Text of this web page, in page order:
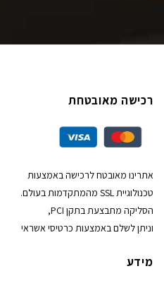
רכישה מאובטחת
אתרינו מאובטח לרכישה באמצעות
טכנולוגיית SSL מהמתקדמות בעולם.
הסליקה מתבצעת בתקן PCI,
וניתן לשלם באמצעות כרטיסי אשראי
מידע